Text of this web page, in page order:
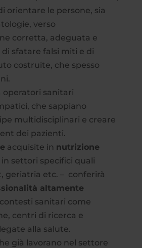
orientare le persone, sia
verso
corretta, adeguata e
di sfatare falsi miti e di
costruite, che spesso
operatori sanitari
che sappiano
multidisciplinari e creare
dei pazienti.
acquisite in nutrizione
in settori specifici quali
geriatria etc. – conferirà
altamente
sanitari come
centri di ricerca e
alla salute.
già lavorano nel settore